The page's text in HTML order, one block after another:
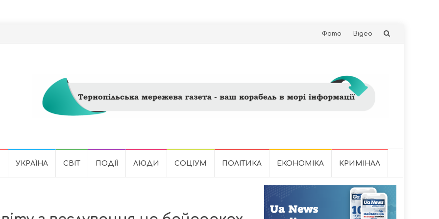
Skip
Фото Відео
УКРАЇНА СВІТ ПОДІЇ ЛЮДИ СОЦІУМ ПОЛІТИКА ЕКОНОМІКА КРИМІНАЛ